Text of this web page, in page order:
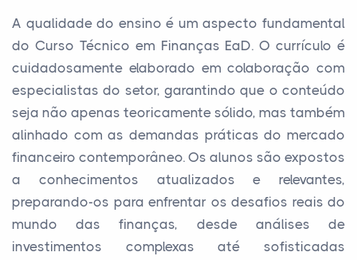
A qualidade do ensino é um aspecto fundamental
do Curso Técnico em Finanças EaD. O currículo é
cuidadosamente elaborado em colaboração com
especialistas do setor, garantindo que o conteúdo
seja não apenas teoricamente sólido, mas também
alinhado com as demandas práticas do mercado
financeiro contemporâneo. Os alunos são expostos
a conhecimentos atualizados e relevantes,
preparando-os para enfrentar os desafios reais do
mundo das finanças, desde análises de
investimentos complexas até sofisticadas